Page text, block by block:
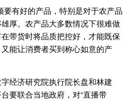
有好的产品，特别是对于农产品
厚。农产品大多数情况下很难做
带货时将品质把控好，才能既保
能让消费者买到称心如意的产
济研究院执行院长盘和林建
要联合当地政府，对“直播带